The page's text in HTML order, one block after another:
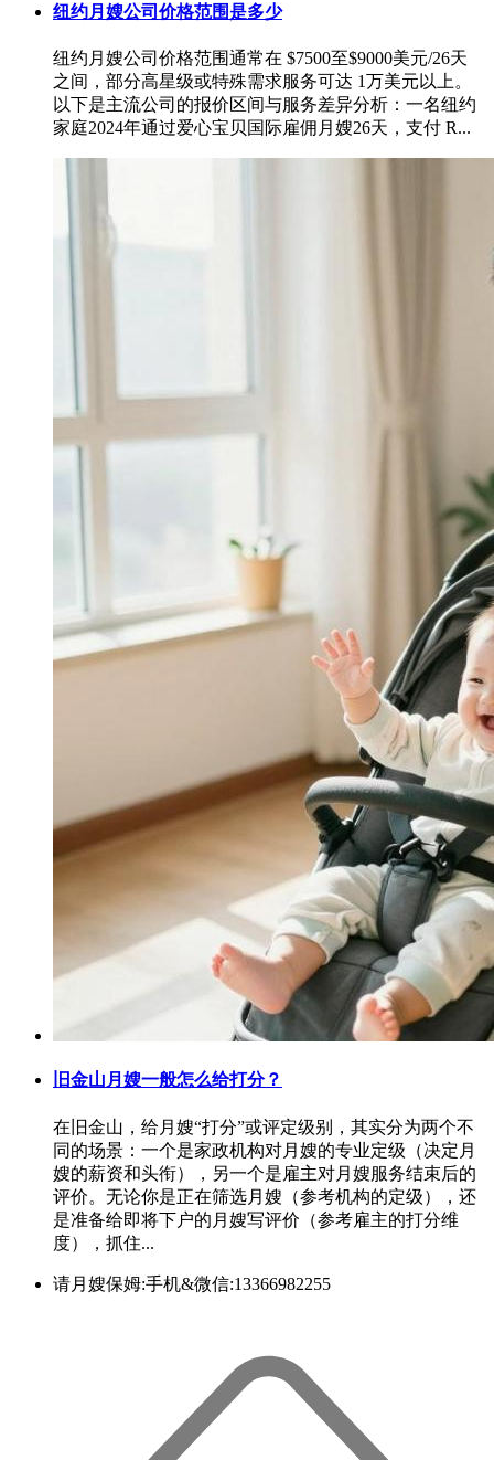
纽约月嫂公司价格范围是多少
‌纽约月嫂公司价格范围‌通常在 ‌$7500至$9000美元/26天‌
之间，部分高星级或特殊需求服务可达 ‌1万美元以上‌。
以下是主流公司的报价区间与服务差异分析：一名纽约
家庭2024年通过‌爱心宝贝国际‌雇佣月嫂26天，支付 R...
旧金山月嫂一般怎么给打分？
在旧金山，给月嫂“打分”或评定级别，其实分为两个不
同的场景：一个是家政机构对月嫂的专业定级（决定月
嫂的薪资和头衔），另一个是雇主对月嫂服务结束后的
评价。无论你是正在筛选月嫂（参考机构的定级），还
是准备给即将下户的月嫂写评价（参考雇主的打分维
度），抓住...
请月嫂保姆:手机&微信:13366982255